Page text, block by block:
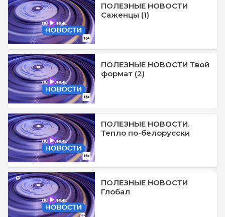
ПОЛЕЗНЫЕ НОВОСТИ
Саженцы (1)
ПОЛЕЗНЫЕ НОВОСТИ Твой
формат (2)
ПОЛЕЗНЫЕ НОВОСТИ.
Тепло по-белорусски
ПОЛЕЗНЫЕ НОВОСТИ
Глобал